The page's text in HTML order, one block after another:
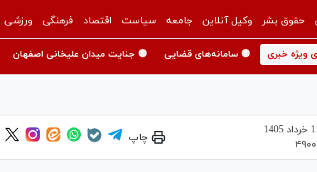
حقوق بشر وکیل آنلاین جامعه سیاست اقتصاد فرهنگی ورزشی
ویژه خبری 🟡 سامانه‌های قضایی 🟡 جنایت میدان علیخانی اصفهان
1405
چاپ